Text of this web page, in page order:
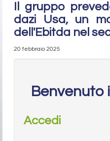
Il gruppo
dazi Usa, un
dell'Ebitda nel
20 febbraio 2025
Benvenuto
Accedi